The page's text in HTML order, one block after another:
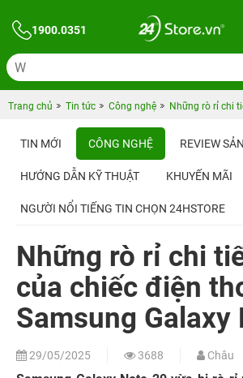
1900.0351
Trang chủ Tin tức Công nghệ Những rò rỉ chi
TIN MỚI CÔNG NGHỆ REVIEW
HƯỚNG DẪN KỸ THUẬT KHUYẾN MÃI
NGƯỜI NỔI TIẾNG TIN CHỌN 24HSTORE
Những rò rỉ chi
của chiếc điện
Samsung Galaxy
29/05/2025 3688 Châu